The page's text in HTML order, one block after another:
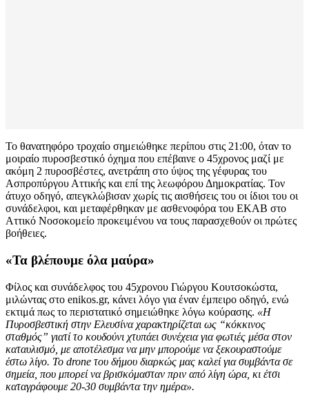
Το θανατηφόρο τροχαίο σημειώθηκε περίπου στις 21:00, όταν το
μοιραίο πυροσβεστικό όχημα που επέβαινε ο 45χρονος μαζί με
ακόμη 2 πυροσβέστες, ανετράπη στο ύψος της γέφυρας του
Ασπροπύργου Αττικής και επί της λεωφόρου Δημοκρατίας. Τον
άτυχο οδηγό, απεγκλώβισαν χωρίς τις αισθήσεις του οι ίδιοι του οι
συνάδελφοι, και μεταφέρθηκαν με ασθενοφόρα του ΕΚΑΒ στο
Αττικό Νοσοκομείο προκειμένου να τους παρασχεθούν οι πρώτες
βοήθειες.
«Τα βλέπουμε όλα μαύρα»
Φίλος και συνάδελφος του 45χρονου Γιώργου Κουτσοκώστα,
μιλώντας στο enikos.gr, κάνει λόγο για έναν έμπειρο οδηγό, ενώ
εκτιμά πως το περιστατικό σημειώθηκε λόγω κούρασης. «Η
Πυροσβεστική στην Ελευσίνα χαρακτηρίζεται ως “κόκκινος
σταθμός” γιατί το κουδούνι χτυπάει συνέχεια για φωτιές μέσα στον
καταυλισμό, με αποτέλεσμα να μην μπορούμε να ξεκουραστούμε
έστω λίγο. Το drone του δήμου διαρκώς μας καλεί για συμβάντα σε
σημεία, που μπορεί να βρισκόμασταν πριν από λίγη ώρα, κι έτσι
καταγράφουμε 20-30 συμβάντα την ημέρα».